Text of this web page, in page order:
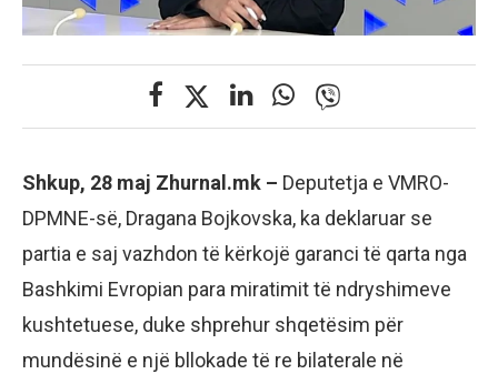
Shkup, 28 maj Zhurnal.mk – Deputetja e VMRO-
DPMNE-së, Dragana Bojkovska, ka deklaruar se
partia e saj vazhdon të kërkojë garanci të qarta nga
Bashkimi Evropian para miratimit të ndryshimeve
kushtetuese, duke shprehur shqetësim për
mundësinë e një bllokade të re bilaterale në